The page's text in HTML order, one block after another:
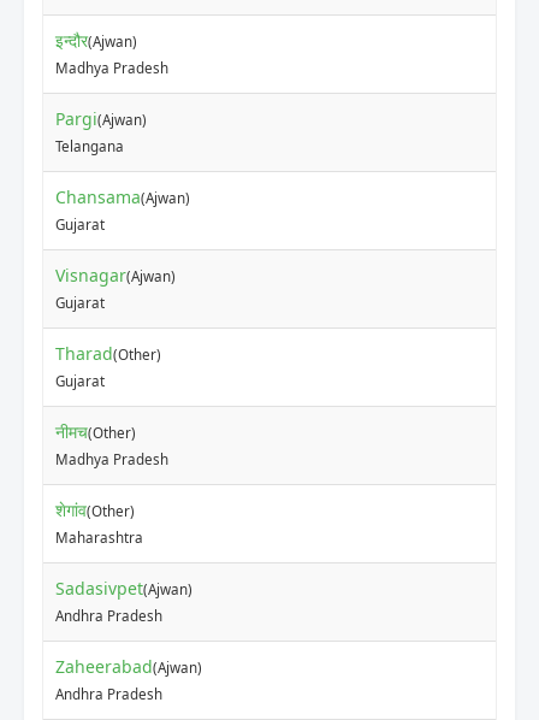
इन्दौर(Ajwan)
Madhya Pradesh
Pargi(Ajwan)
Telangana
Chansama(Ajwan)
Gujarat
Visnagar(Ajwan)
Gujarat
Tharad(Other)
Gujarat
नीमच(Other)
Madhya Pradesh
शेगांव(Other)
Maharashtra
Sadasivpet(Ajwan)
Andhra Pradesh
Zaheerabad(Ajwan)
Andhra Pradesh